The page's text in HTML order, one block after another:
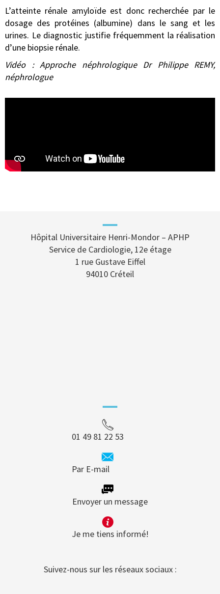
L’atteinte rénale amyloïde est donc recherchée par le
dosage des protéines (albumine) dans le sang et les
urines. Le diagnostic justifie fréquemment la réalisation
d’une biopsie rénale.
Vidéo : Approche néphrologique Dr Philippe REMY,
néphrologue
Hôpital Universitaire Henri-Mondor – APHP
Service de Cardiologie, 12e étage
1 rue Gustave Eiffel
94010 Créteil
01 49 81 22 53
Par E-mail
Envoyer un message
Je me tiens informé!
Suivez-nous sur les réseaux sociaux :